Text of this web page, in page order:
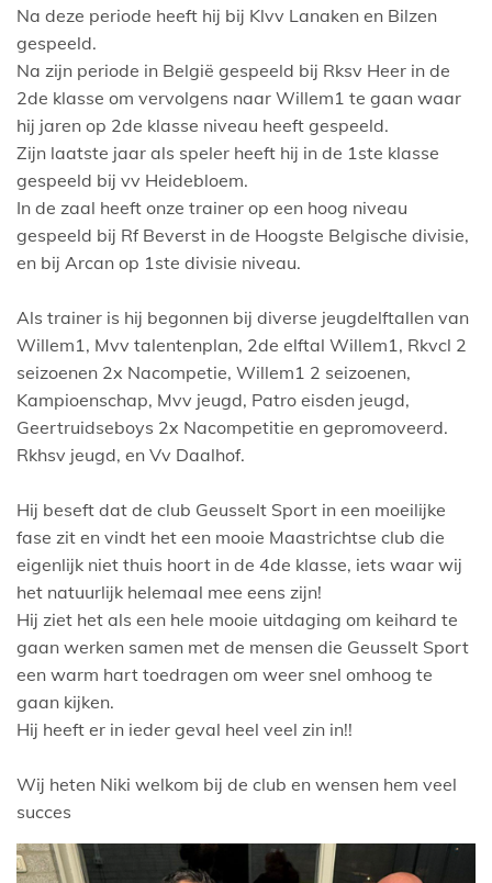
Na deze periode heeft hij bij Klvv Lanaken en Bilzen
gespeeld.
Na zijn periode in België gespeeld bij Rksv Heer in de
2de klasse om vervolgens naar Willem1 te gaan waar
hij jaren op 2de klasse niveau heeft gespeeld.
Zijn laatste jaar als speler heeft hij in de 1ste klasse
gespeeld bij vv Heidebloem.
In de zaal heeft onze trainer op een hoog niveau
gespeeld bij Rf Beverst in de Hoogste Belgische divisie,
en bij Arcan op 1ste divisie niveau.
Als trainer is hij begonnen bij diverse jeugdelftallen van
Willem1, Mvv talentenplan, 2de elftal Willem1, Rkvcl 2
seizoenen 2x Nacompetie, Willem1 2 seizoenen,
Kampioenschap, Mvv jeugd, Patro eisden jeugd,
Geertruidseboys 2x Nacompetitie en gepromoveerd.
Rkhsv jeugd, en Vv Daalhof.
Hij beseft dat de club Geusselt Sport in een moeilijke
fase zit en vindt het een mooie Maastrichtse club die
eigenlijk niet thuis hoort in de 4de klasse, iets waar wij
het natuurlijk helemaal mee eens zijn!
Hij ziet het als een hele mooie uitdaging om keihard te
gaan werken samen met de mensen die Geusselt Sport
een warm hart toedragen om weer snel omhoog te
gaan kijken.
Hij heeft er in ieder geval heel veel zin in!!
Wij heten Niki welkom bij de club en wensen hem veel
succes